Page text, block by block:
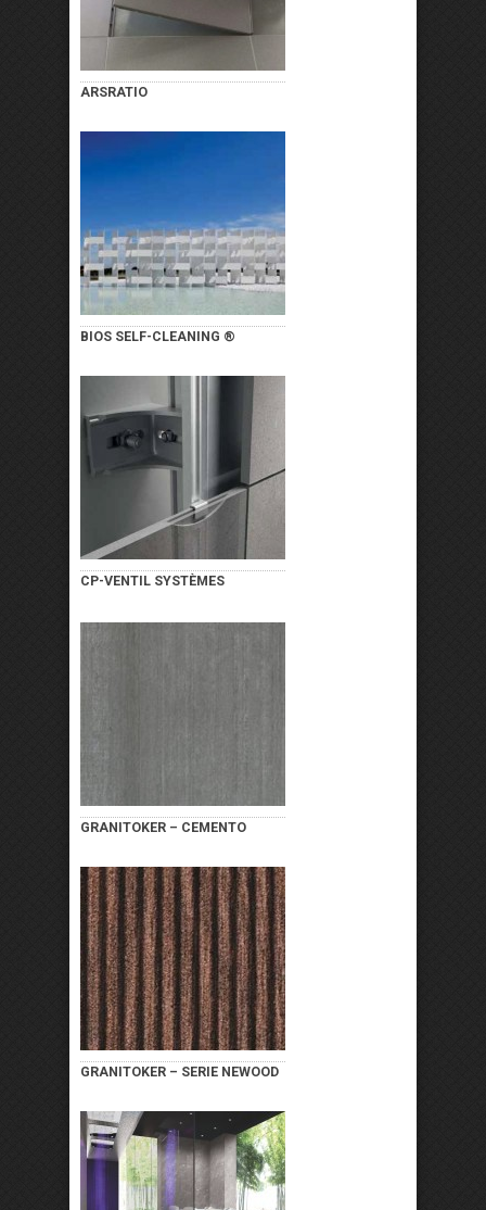
ARSRATIO
BIOS SELF-CLEANING ®
CP-VENTIL SYSTÈMES
GRANITOKER – CEMENTO
GRANITOKER – SERIE NEWOOD